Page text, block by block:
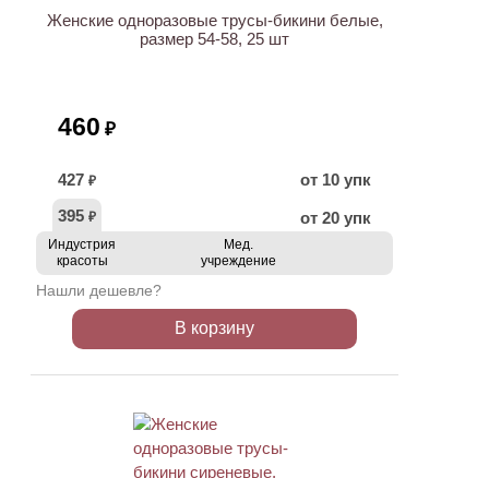
Женские одноразовые трусы-бикини белые,
размер 54-58, 25 шт
460 ₽
427 ₽
от 10 упк
395 ₽ от 20 упк
Индустрия
красоты
Мед.
учреждение
Нашли дешевле?
В корзину